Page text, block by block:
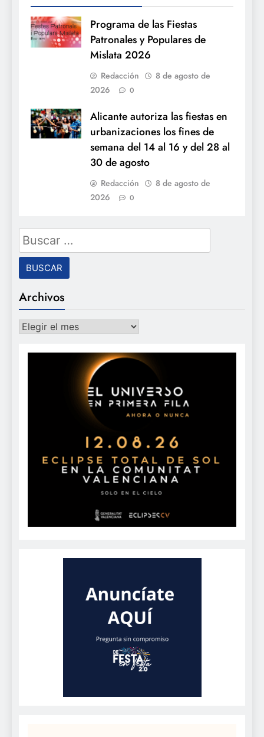
Programa de las Fiestas
Patronales y Populares de
Mislata 2026
Redacción
8 de agosto de
2026
0
Alicante autoriza las fiestas en
urbanizaciones los fines de
semana del 14 al 16 y del 28 al
30 de agosto
Redacción
8 de agosto de
2026
0
Buscar:
Archivos
Archivos